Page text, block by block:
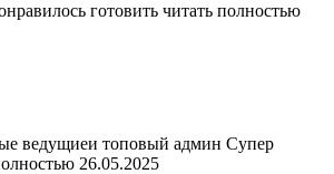
готовить читать полностью
ведущиеи топовый админ Супер
26.05.2025